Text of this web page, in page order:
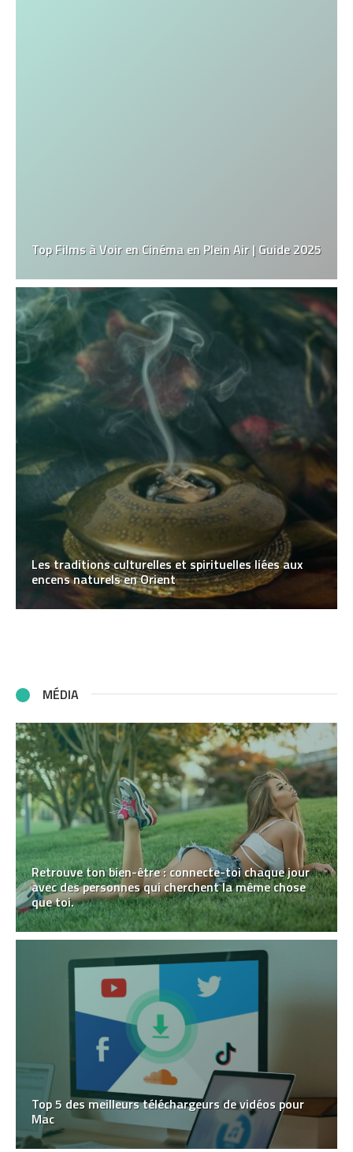
Top Films à Voir en Cinéma en Plein Air | Guide 2025
Les traditions culturelles et spirituelles liées aux
encens naturels en Orient
MÉDIA
Retrouve ton bien-être : connecte-toi chaque jour
avec des personnes qui cherchent la même chose
que toi.
Top 5 des meilleurs téléchargeurs de vidéos pour
Mac